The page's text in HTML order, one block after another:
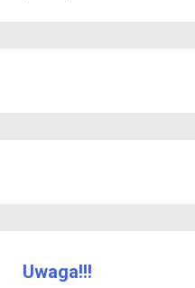
Uwaga!!!